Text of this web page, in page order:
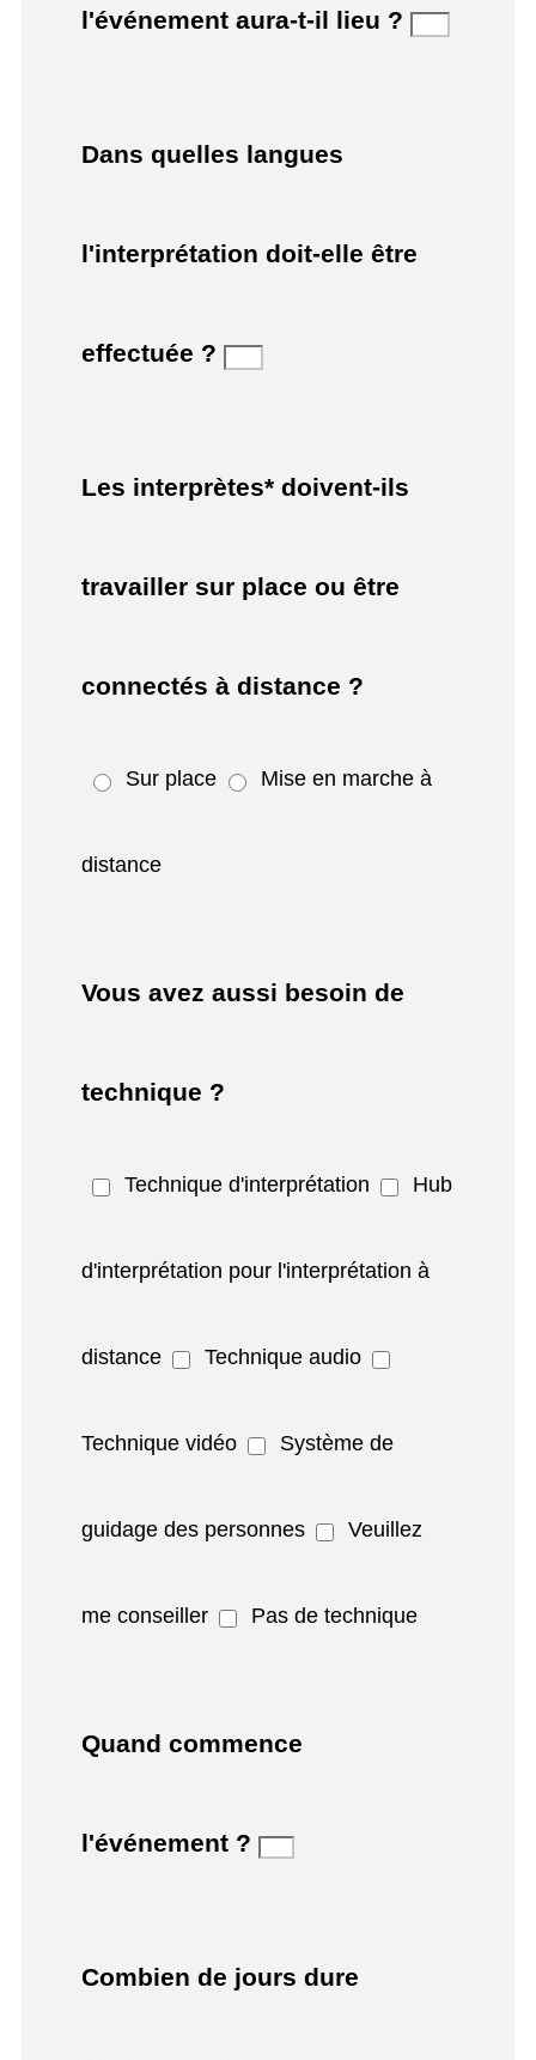
l'événement aura-t-il lieu ?
Dans quelles langues
l'interprétation doit-elle être
effectuée ?
Les interprètes* doivent-ils
travailler sur place ou être
connectés à distance ?
Sur place Mise en marche à
distance
Vous avez aussi besoin de
technique ?
Technique d'interprétation Hub
d'interprétation pour l'interprétation à
distance Technique audio
Technique vidéo Système de
guidage des personnes Veuillez
me conseiller Pas de technique
Quand commence
l'événement ?
Combien de jours dure